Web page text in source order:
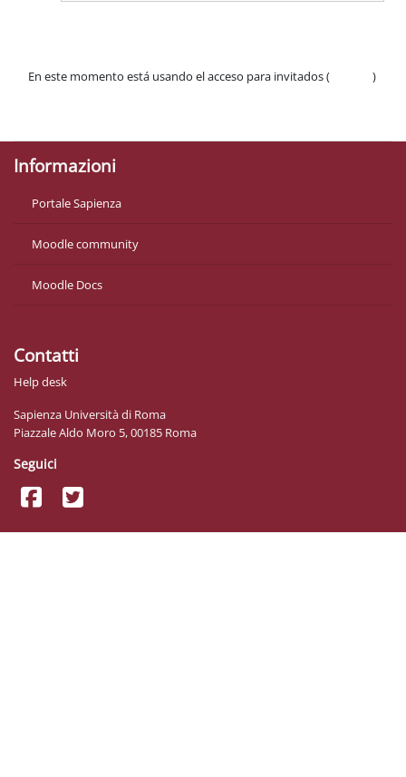
En este momento está usando el acceso para invitados (
)
Informazioni
Portale Sapienza
Moodle community
Moodle Docs
Contatti
Help desk
Sapienza Università di Roma
Piazzale Aldo Moro 5, 00185 Roma
Seguici